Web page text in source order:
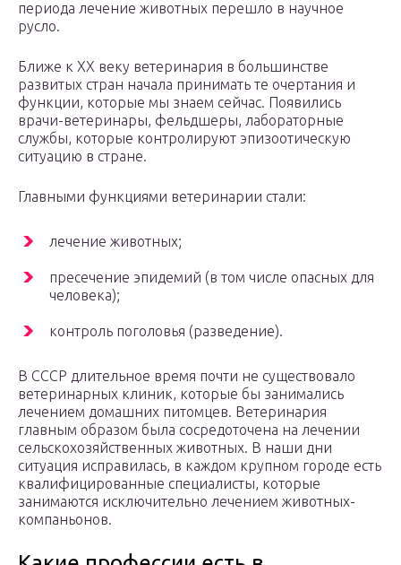
периода лечение животных перешло в научное
русло.
Ближе к XX веку ветеринария в большинстве
развитых стран начала принимать те очертания и
функции, которые мы знаем сейчас. Появились
врачи-ветеринары, фельдшеры, лабораторные
службы, которые контролируют эпизоотическую
ситуацию в стране.
Главными функциями ветеринарии стали:
лечение животных;
пресечение эпидемий (в том числе опасных для
человека);
контроль поголовья (разведение).
В СССР длительное время почти не существовало
ветеринарных клиник, которые бы занимались
лечением домашних питомцев. Ветеринария
главным образом была сосредоточена на лечении
сельскохозяйственных животных. В наши дни
ситуация исправилась, в каждом крупном городе есть
квалифицированные специалисты, которые
занимаются исключительно лечением животных-
компаньонов.